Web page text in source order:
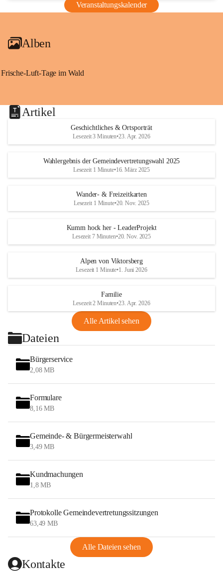
Veranstaltungskalender
Alben
Frische-Luft-Tage im Wald
Artikel
Geschichtliches & Ortsporträt
Lesezeit 3 Minuten•23. Apr. 2026
Wahlergebnis der Gemeindevertretungswahl 2025
Lesezeit 1 Minute•16. März 2025
Wander- & Freizeitkarten
Lesezeit 1 Minute•20. Nov. 2025
Kumm hock her - LeaderProjekt
Lesezeit 7 Minuten•20. Nov. 2025
Alpen von Viktorsberg
Lesezeit 1 Minute•1. Juni 2026
Familie
Lesezeit 2 Minuten•23. Apr. 2026
Alle Artikel sehen
Dateien
Bürgerservice
2,08 MB
Formulare
8,16 MB
Gemeinde- & Bürgermeisterwahl
3,49 MB
Kundmachungen
1,8 MB
Protokolle Gemeindevertretungssitzungen
63,49 MB
Alle Dateien sehen
Kontakte